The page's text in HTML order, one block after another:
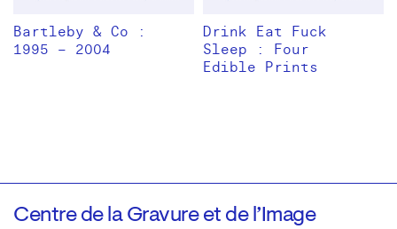
Bartleby & Co :
1995 – 2004
Drink Eat Fuck
Sleep : Four
Edible Prints
Centre de la Gravure et de l’Image